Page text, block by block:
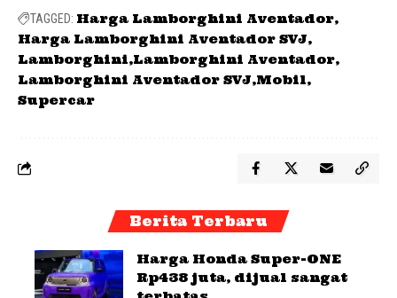
TAGGED: Harga Lamborghini Aventador
Harga Lamborghini Aventador SVJ
Lamborghini Lamborghini Aventador
Lamborghini Aventador SVJ Mobil
Supercar
Berita Terbaru
Harga Honda Super-ONE
Rp438 juta, dijual sangat